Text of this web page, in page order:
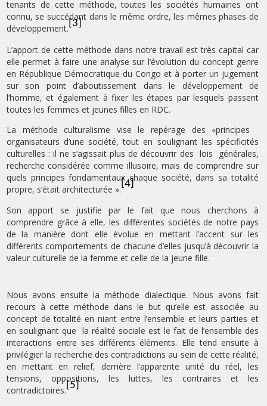
tenants de cette méthode, toutes les sociétés humaines ont
connu, se succédant dans le même ordre, les mêmes phases de
développement.[3]
L’apport de cette méthode dans notre travail est très capital car
elle permet à faire une analyse sur l’évolution du concept genre
en République Démocratique du Congo et à porter un jugement
sur son point d’aboutissement dans le développement de
l’homme, et également à fixer les étapes par lesquels passent
toutes les femmes et jeunes filles en RDC.
La méthode culturalisme vise le repérage des «principes
organisateurs d’une société, tout en soulignant les spécificités
culturelles : il ne s’agissait plus de découvrir des lois générales,
recherche considérée comme illusoire, mais de comprendre sur
quels principes fondamentaux chaque société, dans sa totalité
propre, s’était architecturée ».[4]
Son apport se justifie par le fait que nous cherchons à
comprendre grâce à elle, les différentes sociétés de notre pays
de la manière dont elle évolue en mettant l’accent sur les
différents comportements de chacune d’elles jusqu’à découvrir la
valeur culturelle de la femme et celle de la jeune fille.
Nous avons ensuite la méthode dialectique. Nous avons fait
recours à cette méthode dans le but qu’elle est associée au
concept de totalité en niant entre l’ensemble et leurs parties et
en soulignant que la réalité sociale est le fait de l’ensemble des
interactions entre ses différents éléments. Elle tend ensuite à
privilégier la recherche des contradictions au sein de cette réalité,
en mettant en relief, derrière l’apparente unité du réel, les
tensions, oppositions, les luttes, les contraires et les
contradictoires. [5]